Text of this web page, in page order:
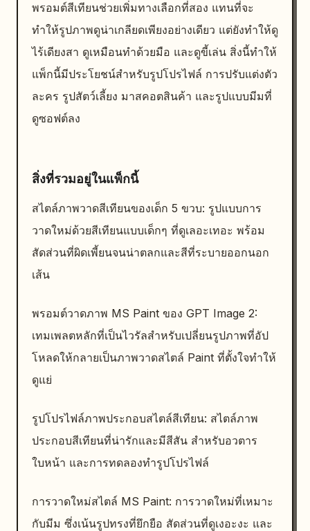
พรอมต์สีเทียนช่วยเพิ่มทางเลือกที่สอง แทนที่จะ
ทำให้รูปภาพดูน่าเกลียดเพียงอย่างเดียว แต่ยังทำให้ดู
ไร้เดียงสา ดูเหมือนทำด้วยมือ และดูขี้เล่น สิ่งนี้ทำให้
แพ็กนี้มีประโยชน์สำหรับรูปโปรไฟล์ การปรับแต่งตัว
ละคร รูปสัตว์เลี้ยง มาสคอตสินค้า และรูปแบบมีมที่
ดูซอฟต์ลง
สิ่งที่รวมอยู่ในแพ็กนี้
สไตล์ภาพวาดสีเทียนของเด็ก 5 ขวบ: รูปแบบการ
วาดใหม่ด้วยสีเทียนแบบเด็กๆ ที่ดูเลอะเทอะ พร้อม
สัดส่วนที่ผิดเพี้ยนจนน่าตลกและสีที่ระบายออกนอก
เส้น
พรอมต์วาดภาพ MS Paint ของ GPT Image 2:
เทมเพลตหลักที่เป็นไวรัลสำหรับเปลี่ยนรูปภาพที่อัป
โหลดให้กลายเป็นภาพวาดสไตล์ Paint ที่ตั้งใจทำให้
ดูแย่
รูปโปรไฟล์ภาพประกอบสไตล์สีเทียน: สไตล์ภาพ
ประกอบสีเทียนที่น่ารักและมีสีสัน สำหรับอวตาร
ใบหน้า และการทดลองทำรูปโปรไฟล์
การวาดใหม่สไตล์ MS Paint: การวาดใหม่ที่เหมาะ
กับมีม ซึ่งเน้นรูปทรงที่ยึกยือ สัดส่วนที่ดูเงอะงะ และ